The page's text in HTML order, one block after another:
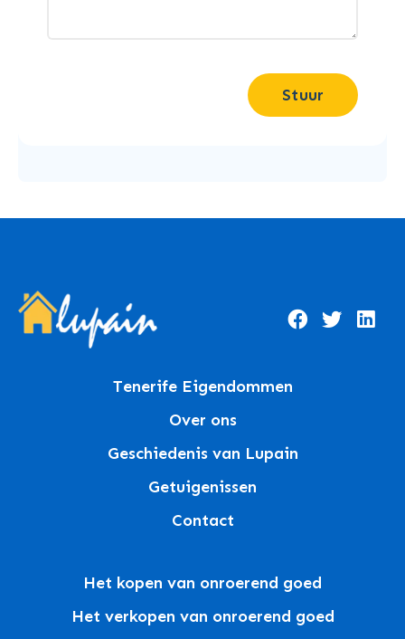
Stuur
Tenerife Eigendommen
Over ons
Geschiedenis van Lupain
Getuigenissen
Contact
Het kopen van onroerend goed
Het verkopen van onroerend goed